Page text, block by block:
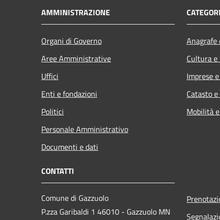
AMMINISTRAZIONE
Organi di Governo
Aree Amministrative
Uffici
Enti e fondazioni
Politici
Personale Amministrativo
Documenti e dati
Cultura
Imprese
Catasto
Mobilità
CONTATTI
Comune di Gazzuolo
P.zza Garibaldi 1 46010 - Gazzuolo MN